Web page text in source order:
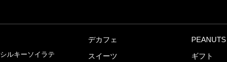
シルキーソイラテ
デカフェ
スイーツ ギフト